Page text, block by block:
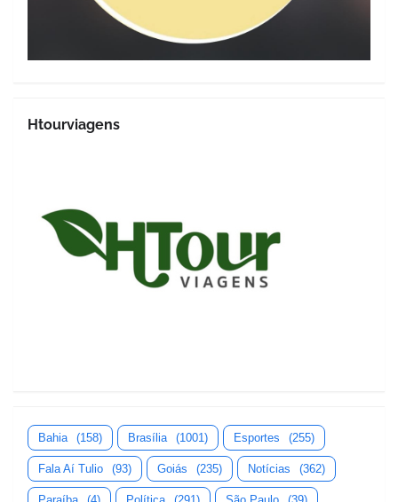
Htourviagens
Bahia (158) Brasília (1001) Esportes (255)
Fala Aí Tulio (93) Goiás (235) Notícias (362)